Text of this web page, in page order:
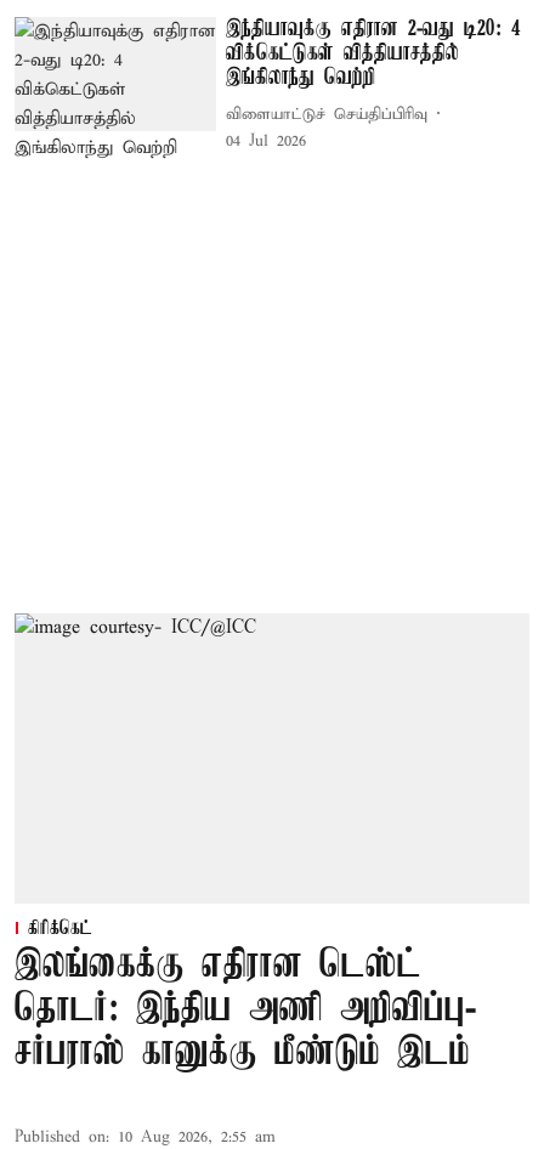
இந்தியாவுக்கு எதிரான 2-வது டி20: 4
விக்கெட்டுகள் வித்தியாசத்தில்
இங்கிலாந்து வெற்றி
விளையாட்டுச் செய்திப்பிரிவு
04 Jul 2026
கிரிக்கெட்
இலங்கைக்கு எதிரான டெஸ்ட்
தொடர்: இந்திய அணி அறிவிப்பு-
சர்பராஸ் கானுக்கு மீண்டும் இடம்
Published on: 10 Aug 2026, 2:55 am